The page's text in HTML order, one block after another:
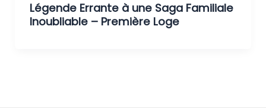
Légende Errante à une Saga Familiale
Inoubliable – Première Loge